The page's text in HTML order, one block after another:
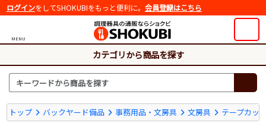
ログインをしてSHOKUBIをもっと便利に。 会員登録はこちら
MENU
カテゴリから商品を探す
トップ バックヤード備品 事務用品・文房具 文房具 テープカッ